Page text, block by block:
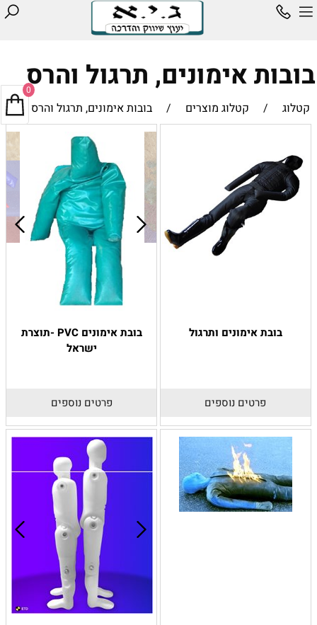
בובות אימונים, תרגול והרס
קטלוג / קטלוג מוצרים / בובות אימונים, תרגול והרס
0
בובת אימונים ותרגול
פרטים נוספים
בובת אימונים PVC -תוצרת
ישראל
פרטים נוספים